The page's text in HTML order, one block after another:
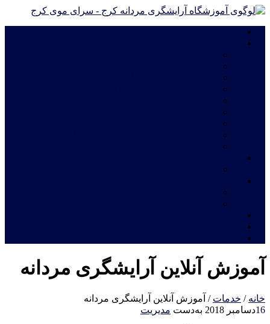
آموزش آنلاین آرایشگری مردانه
خانه / خدمات / آموزش آنلاین آرایشگری مردانه
16دسامبر 2018 به‌دست مدیریت